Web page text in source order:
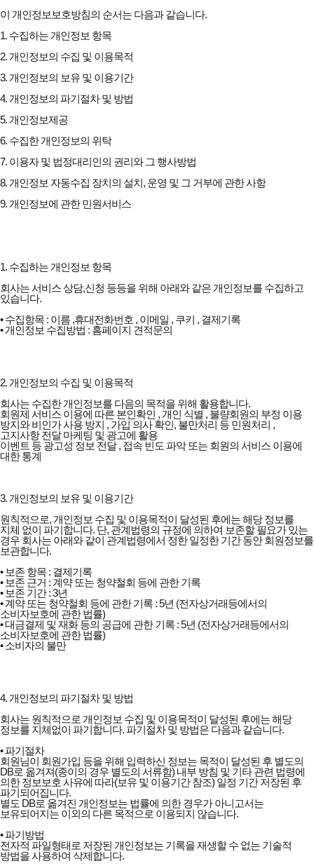
이 개인정보보호방침의 순서는 다음과 같습니다.
1. 수집하는 개인정보 항목
2. 개인정보의 수집 및 이용목적
3. 개인정보의 보유 및 이용기간
4. 개인정보의 파기절차 및 방법
5. 개인정보제공
6. 수집한 개인정보의 위탁
7. 이용자 및 법정대리인의 권리와 그 행사방법
8. 개인정보 자동수집 장치의 설치, 운영 및 그 거부에 관한 사항
9. 개인정보에 관한 민원서비스
1. 수집하는 개인정보 항목
회사는 서비스 상담,신청 등등을 위해 아래와 같은 개인정보를 수집하고
있습니다.
• 수집항목 : 이름 ,휴대전화번호 , 이메일 , 쿠키 , 결제기록
• 개인정보 수집방법 : 홈페이지 견적문의
2. 개인정보의 수집 및 이용목적
회사는 수집한 개인정보를 다음의 목적을 위해 활용합니다.
회원제 서비스 이용에 따른 본인확인 , 개인 식별 , 불량회원의 부정 이용
방지와 비인가 사용 방지 , 가입 의사 확인, 불만처리 등 민원처리 ,
고지사항 전달 마케팅 및 광고에 활용
이벤트 등 광고성 정보 전달 , 접속 빈도 파악 또는 회원의 서비스 이용에
대한 통계
3. 개인정보의 보유 및 이용기간
원칙적으로, 개인정보 수집 및 이용목적이 달성된 후에는 해당 정보를
지체 없이 파기합니다. 단, 관계법령의 규정에 의하여 보존할 필요가 있는
경우 회사는 아래와 같이 관계법령에서 정한 일정한 기간 동안 회원정보를
보관합니다.
• 보존 항목 : 결제기록
• 보존 근거 : 계약 또는 청약철회 등에 관한 기록
• 보존 기간 : 3년
• 계약 또는 청약철회 등에 관한 기록 : 5년 (전자상거래등에서의
소비자보호에 관한 법률)
• 대금결제 및 재화 등의 공급에 관한 기록 : 5년 (전자상거래등에서의
소비자보호에 관한 법률)
• 소비자의 불만
4. 개인정보의 파기절차 및 방법
회사는 원칙적으로 개인정보 수집 및 이용목적이 달성된 후에는 해당
정보를 지체없이 파기합니다. 파기절차 및 방법은 다음과 같습니다.
• 파기절차
회원님이 회원가입 등을 위해 입력하신 정보는 목적이 달성된 후 별도의
DB로 옮겨져(종이의 경우 별도의 서류함) 내부 방침 및 기타 관련 법령에
의한 정보보호 사유에 따라(보유 및 이용기간 참조) 일정 기간 저장된 후
파기되어집니다.
별도 DB로 옮겨진 개인정보는 법률에 의한 경우가 아니고서는
보유되어지는 이외의 다른 목적으로 이용되지 않습니다.
• 파기방법
전자적 파일형태로 저장된 개인정보는 기록을 재생할 수 없는 기술적
방법을 사용하여 삭제합니다.